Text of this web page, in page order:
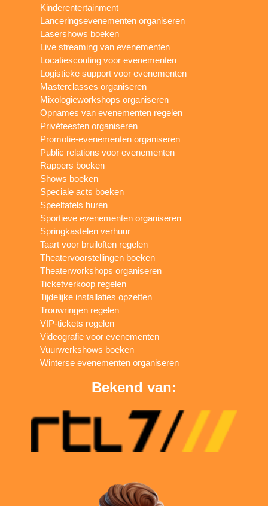
Kinderentertainment
Lanceringsevenementen organiseren
Lasershows boeken
Live streaming van evenementen
Locatiescouting voor evenementen
Logistieke support voor evenementen
Masterclasses organiseren
Mixologieworkshops organiseren
Opnames van evenementen regelen
Privéfeesten organiseren
Promotie-evenementen organiseren
Public relations voor evenementen
Rappers boeken
Shows boeken
Speciale acts boeken
Speeltafels huren
Sportieve evenementen organiseren
Springkastelen verhuur
Taart voor bruiloften regelen
Theatervoorstellingen boeken
Theaterworkshops organiseren
Ticketverkoop regelen
Tijdelijke installaties opzetten
Trouwringen regelen
VIP-tickets regelen
Videografie voor evenementen
Vuurwerkshows boeken
Winterse evenementen organiseren
Bekend van: